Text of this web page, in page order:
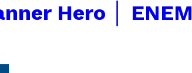
Hero │ ENEM